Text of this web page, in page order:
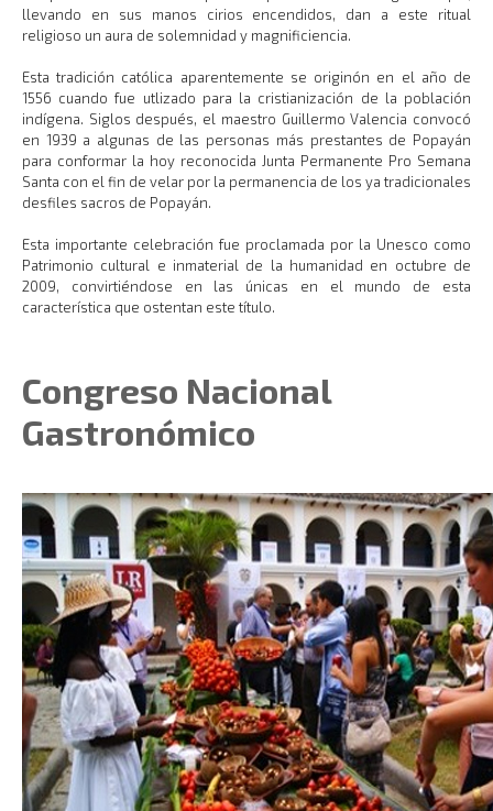
llevando en sus manos cirios encendidos, dan a este ritual
religioso un aura de solemnidad y magnificiencia.
Esta tradición católica aparentemente se originón en el año de
1556 cuando fue utlizado para la cristianización de la población
indígena. Siglos después, el maestro Guillermo Valencia convocó
en 1939 a algunas de las personas más prestantes de Popayán
para conformar la hoy reconocida Junta Permanente Pro Semana
Santa con el fin de velar por la permanencia de los ya tradicionales
desfiles sacros de Popayán.
Esta importante celebración fue proclamada por la Unesco como
Patrimonio cultural e inmaterial de la humanidad en octubre de
2009, convirtiéndose en las únicas en el mundo de esta
característica que ostentan este título.
Congreso Nacional
Gastronómico